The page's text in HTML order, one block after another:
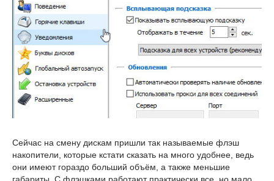
Сейчас на смену дискам пришли так называемые флэш
накопители, которые кстати сказать на много удобнее, ведь
они имеют гораздо больший объём, а также меньшие